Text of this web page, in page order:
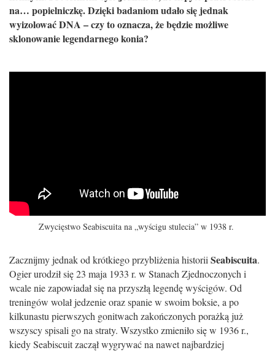
na… popielniczkę. Dzięki badaniom udało się jednak
wyizolować DNA – czy to oznacza, że będzie możliwe
sklonowanie legendarnego konia?
Zwycięstwo Seabiscuita na „wyścigu stulecia” w 1938 r.
Zacznijmy jednak od krótkiego przybliżenia historii Seabiscuita.
Ogier urodził się 23 maja 1933 r. w Stanach Zjednoczonych i
wcale nie zapowiadał się na przyszłą legendę wyścigów. Od
treningów wolał jedzenie oraz spanie w swoim boksie, a po
kilkunastu pierwszych gonitwach zakończonych porażką już
wszyscy spisali go na straty. Wszystko zmieniło się w 1936 r.,
kiedy Seabiscuit zaczął wygrywać na nawet najbardziej